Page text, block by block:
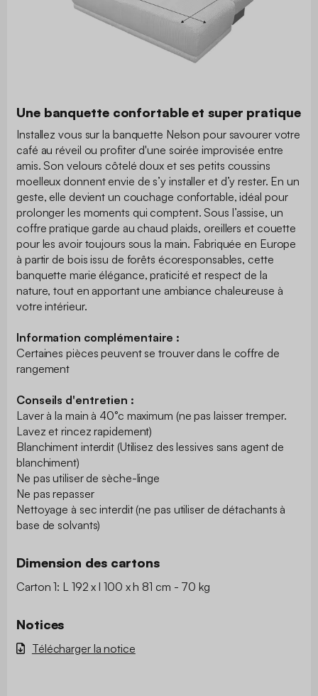
Une banquette confortable et super pratique
Installez vous sur la banquette Nelson pour savourer votre
café au réveil ou profiter d'une soirée improvisée entre
amis. Son velours côtelé doux et ses petits coussins
moelleux donnent envie de s’y installer et d’y rester. En un
geste, elle devient un couchage confortable, idéal pour
prolonger les moments qui comptent. Sous l’assise, un
coffre pratique garde au chaud plaids, oreillers et couette
pour les avoir toujours sous la main. Fabriquée en Europe
à partir de bois issu de forêts écoresponsables, cette
banquette marie élégance, praticité et respect de la
nature, tout en apportant une ambiance chaleureuse à
votre intérieur.
Information complémentaire :
Certaines pièces peuvent se trouver dans le coffre de
rangement
Conseils d'entretien :
Laver à la main à 40°c maximum (ne pas laisser tremper.
Lavez et rincez rapidement)
Blanchiment interdit (Utilisez des lessives sans agent de
blanchiment)
Ne pas utiliser de sèche-linge
Ne pas repasser
Nettoyage à sec interdit (ne pas utiliser de détachants à
base de solvants)
Dimension des cartons
Carton 1: L 192 x l 100 x h 81 cm - 70 kg
Notices
Télécharger la notice